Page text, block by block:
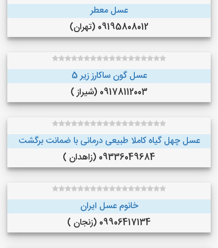
عسل معطر
09195808012 (تهران)
عسل گون ساکارز زیر 5
09178112003 (شیراز )
عسل چهل گیاه کاملا طبیعی درمانی با ضمانت برگشت
09336049684 (زاهدان )
خانوم عسل ایران
09906417134 (زنجان )